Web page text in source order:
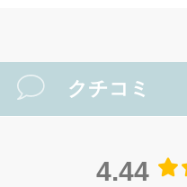
クチコミ
4.44